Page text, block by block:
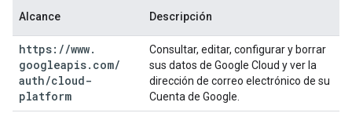
Alcance Descripción
https: //www.
googleapis. com/
auth/cloud-
platform
Consultar, editar, configurar y borrar
sus datos de Google Cloud y ver la
dirección de correo electrónico de su
Cuenta de Google.